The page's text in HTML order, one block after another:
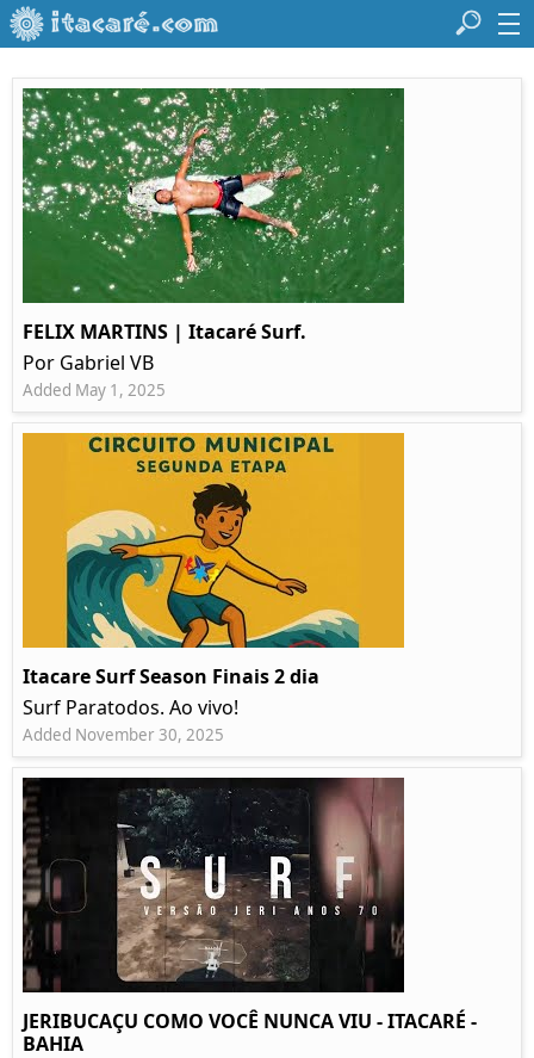
FELIX MARTINS | Itacaré Surf.
Por Gabriel VB
Added May 1, 2025
Itacare Surf Season Finais 2 dia
Surf Paratodos. Ao vivo!
Added November 30, 2025
JERIBUCAÇU COMO VOCÊ NUNCA VIU - ITACARÉ -
BAHIA